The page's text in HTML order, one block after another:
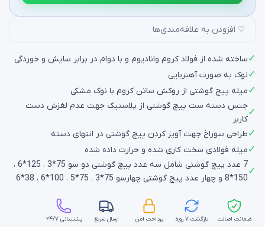
♡ افزودن به علاقه‌مندی‌ها
✓ساخته شده از فولاد کروم وانادیوم و با دوام در برابر سایش و خوردگی
✓نوک به صورت آهنربایی
✓میله پیچ گوشتی از روکش ساتن کروم با نوک مشکی
✓
جنس دسته ست پیچ گوشتی از پلاستیک جهت عدم لغزش دست
کاربر
✓طراحی سوراخ جهت آویز کردن پیچ گوشتی در انتهای دسته
✓میله فولادی سخت کاری شده و حرارت داده شده
✓
7 عدد پیچ گوشتی شامل سه عدد پیچ گوشتی دو سو 75*3 ، 125*6 ،
150*8 و چهار عدد پیچ گوشتی چهارسو 75*3 ، 75*5 ، 100*6 ، 38*6
ضمانت اصالت بازگشت ۷ روزه پرداخت امن ارسال سریع پشتیبانی ۲۴/۷